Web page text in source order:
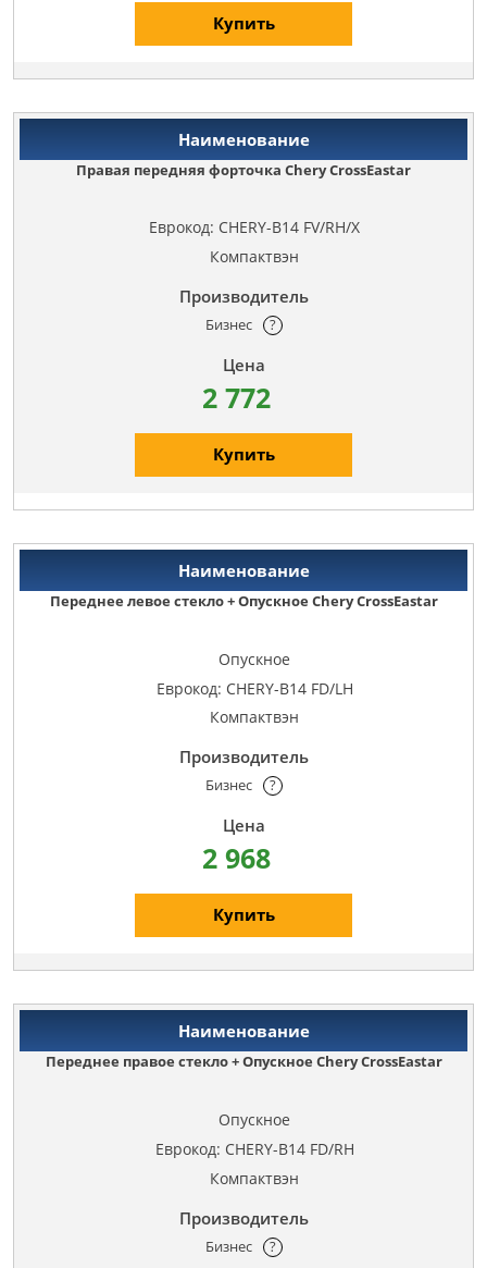
Купить
Правая передняя форточка Chery CrossEastar
Еврокод: CHERY-B14 FV/RH/X
Компактвэн
Бизнес ?
2 772
Купить
Переднее левое стекло + Опускное Chery CrossEastar
Опускное
Еврокод: CHERY-B14 FD/LH
Компактвэн
Бизнес ?
2 968
Купить
Переднее правое стекло + Опускное Chery CrossEastar
Опускное
Еврокод: CHERY-B14 FD/RH
Компактвэн
Бизнес ?